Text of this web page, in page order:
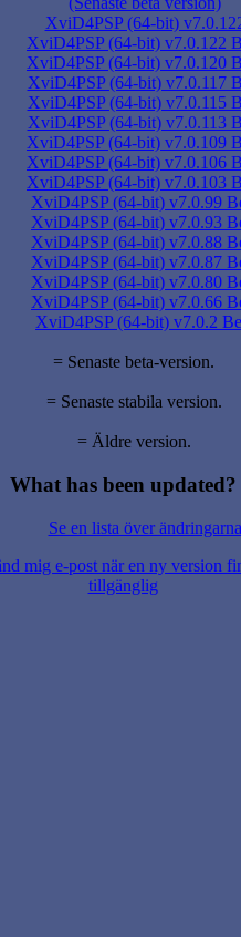
XviD4PSP (64-bit)
XviD4PSP (64-bit) v7.0.122
XviD4PSP (64-bit) v7.0.120
XviD4PSP (64-bit) v7.0.117
XviD4PSP (64-bit) v7.0.115
XviD4PSP (64-bit) v7.0.113
XviD4PSP (64-bit) v7.0.109
XviD4PSP (64-bit) v7.0.106
XviD4PSP (64-bit) v7.0.103
XviD4PSP (64-bit) v7.0.99
XviD4PSP (64-bit) v7.0.93
XviD4PSP (64-bit) v7.0.88
XviD4PSP (64-bit) v7.0.87
XviD4PSP (64-bit) v7.0.80
XviD4PSP (64-bit) v7.0.66
XviD4PSP (64-bit) v7.0.2
= Senaste beta-version.
= Senaste stabila version.
= Äldre version.
What has been updated?
Se en lista över ändringarna
mig e-post när en ny version
tillgänglig